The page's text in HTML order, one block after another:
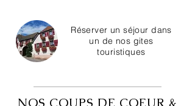
Réserver un séjour dans
un de nos gites
touristiques
NOS COUPS DE COEUR &